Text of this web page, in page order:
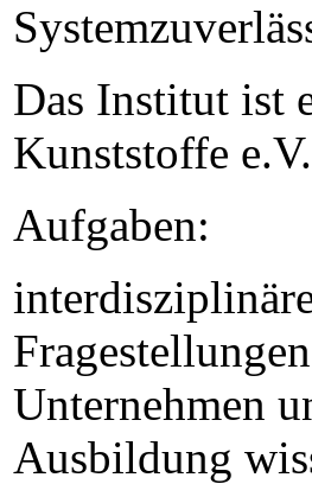
Das Institut ist
Kunststoffe
Aufgaben:
Unternehmen
Ausbildung